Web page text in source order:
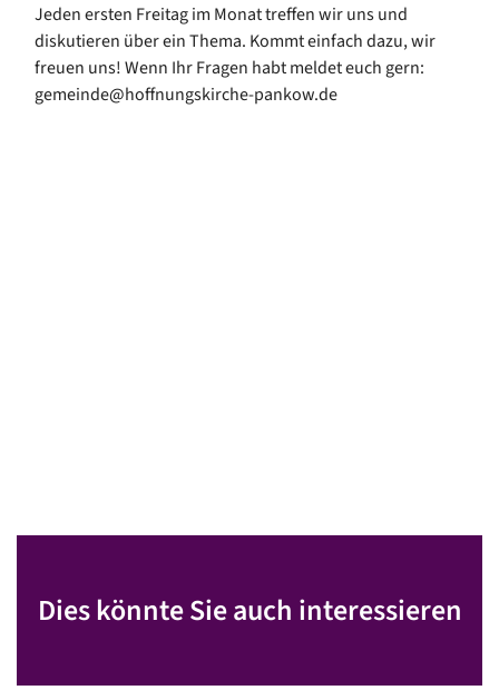
Jeden ersten Freitag im Monat treffen wir uns und
diskutieren über ein Thema. Kommt einfach dazu, wir
freuen uns! Wenn Ihr Fragen habt meldet euch gern:
gemeinde@hoffnungskirche-pankow.de
Dies könnte Sie auch interessieren